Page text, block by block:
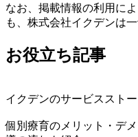
なお、掲載情報の利用に
も、株式会社イクデンは
お役立ち記事
イクデンのサービススト
個別療育のメリット・デ